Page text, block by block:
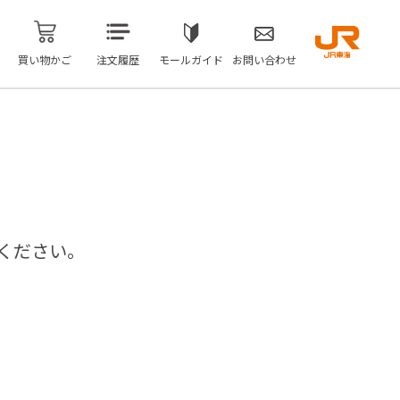
買い物かご 注文履歴 モールガイド お問い合わせ
さい。